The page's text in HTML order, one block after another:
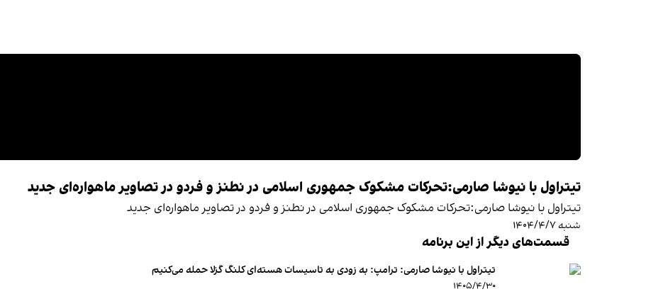
تیتراول با نیوشا صارمی:تحرکات مشکوک جمهوری اسلامی در نطنز و فردو در تصاویر ماهواره‌ای جدید
تیتراول با نیوشا صارمی:تحرکات مشکوک جمهوری اسلامی در نطنز و فردو در تصاویر ماهواره‌ای جدید
شنبه ۱۴۰۴/۴/۷
قسمت‌های دیگر از این برنامه
تیتراول با نیوشا صارمی: ترامپ: به زودی به تاسیسات هسته‌ای کلنگ گزلا حمله می‌کنیم
۱۴۰۵/۴/۳۰